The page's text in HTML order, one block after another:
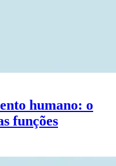
humano: o
funções